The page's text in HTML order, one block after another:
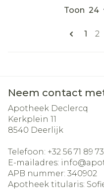
U
1 2
Toon
Neem contact
Apotheek Declercq
Kerkplein 11
8540 Deerlijk
Telefoon: +32 56 71 89 73
E-mailadres: info@
APB nummer: 340902
Apotheek titularis: